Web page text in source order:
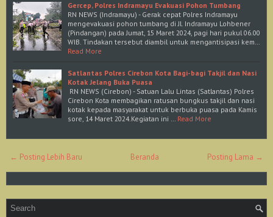
Gercep, Polres Indramayu Evakuasi Pohon Tumbang
RN NEWS (Indramayu) - Gerak cepat Polres Indramayu
mengevakuasi pohon tumbang di Jl. Indramayu Lohbener
(Pindangan) pada Jumat, 15 Maret 2024, pagi hari pukul 06.00
WIB. Tindakan tersebut diambil untuk mengantisipasi kem…
Read More
Satlantas Polres Cirebon Kota Bagi-bagi Takjil dan Nasi
Kotak Jelang Buka Puasa
RN NEWS (Cirebon) - Satuan Lalu Lintas (Satlantas) Polres
Cirebon Kota membagikan ratusan bungkus takjil dan nasi
kotak kepada masyarakat untuk berbuka puasa pada Kamis
sore, 14 Maret 2024.Kegiatan ini … Read More
← Posting Lebih Baru Posting Lama →
Beranda